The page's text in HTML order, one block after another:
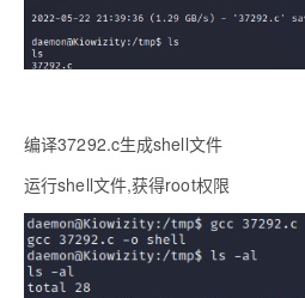
编译37292.c生成shell文件
运行shell文件,获得root权限